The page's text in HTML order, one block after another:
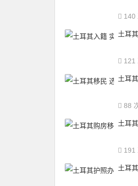
140
土耳
121
土耳
88
土耳
191
土耳